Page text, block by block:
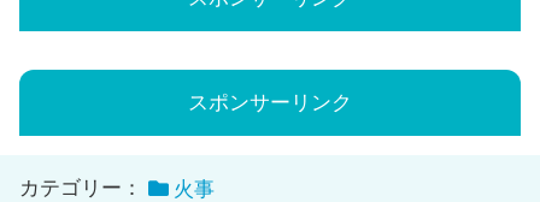
スポンサーリンク
カテゴリー：
火事